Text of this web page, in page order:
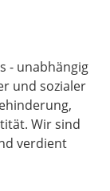
- unabhängig
und sozialer
Wir sind
verdient